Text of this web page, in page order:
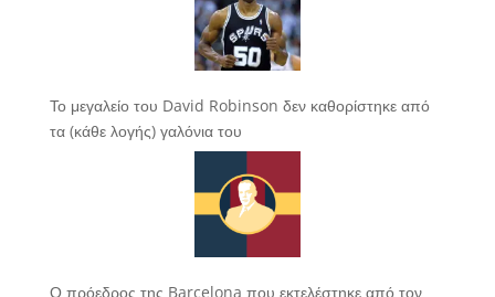
Το μεγαλείο του David Robinson δεν καθορίστηκε από
τα (κάθε λογής) γαλόνια του
Ο πρόεδρος της Barcelona που εκτελέστηκε από τον